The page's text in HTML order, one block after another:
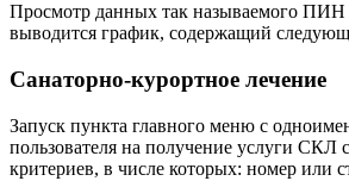
Просмотр данных так называемого ПИН
выводится график, содержащий
Санаторно-курортное лечение
Запуск пункта главного меню с
пользователя на получение услуги СКЛ
критериев, в числе которых: номер или